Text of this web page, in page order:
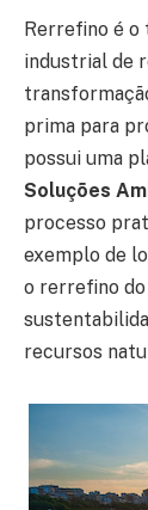
Rerrefino é o
industrial de
prima para
possui uma
Soluções
processo
exemplo de
o rerrefino
recursos